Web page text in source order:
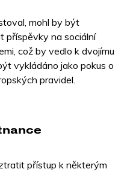
mohl by být
příspěvky na sociální
což by vedlo k dvojímu
vykládáno jako pokus o
pravidel.
přístup k některým